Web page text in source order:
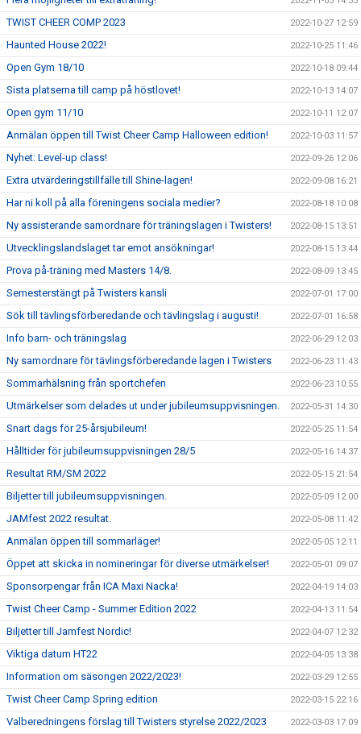
TWIST CHEER COMP 2023 2022-10-27 12:59
Haunted House 2022! 2022-10-25 11:46
Open Gym 18/10 2022-10-18 09:44
Sista platserna till camp på höstlovet! 2022-10-13 14:07
Open gym 11/10 2022-10-11 12:07
Anmälan öppen till Twist Cheer Camp Halloween edition! 2022-10-03 11:57
Nyhet: Level-up class! 2022-09-26 12:06
Extra utvärderingstillfälle till Shine-lagen! 2022-09-08 16:21
Har ni koll på alla föreningens sociala medier? 2022-08-18 10:08
Ny assisterande samordnare för träningslagen i Twisters! 2022-08-15 13:51
Utvecklingslandslaget tar emot ansökningar! 2022-08-15 13:44
Prova på-träning med Masters 14/8. 2022-08-09 13:45
Semesterstängt på Twisters kansli 2022-07-01 17:00
Sök till tävlingsförberedande och tävlingslag i augusti! 2022-07-01 16:58
Info barn- och träningslag 2022-06-29 12:03
Ny samordnare för tävlingsförberedande lagen i Twisters 2022-06-23 11:43
Sommarhälsning från sportchefen 2022-06-23 10:55
Utmärkelser som delades ut under jubileumsuppvisningen. 2022-05-31 14:30
Snart dags för 25-årsjubileum! 2022-05-25 11:54
Hålltider för jubileumsuppvisningen 28/5 2022-05-16 14:37
Resultat RM/SM 2022 2022-05-15 21:54
Biljetter till jubileumsuppvisningen. 2022-05-09 12:00
JAMfest 2022 resultat. 2022-05-08 11:42
Anmälan öppen till sommarläger! 2022-05-05 12:11
Öppet att skicka in nomineringar för diverse utmärkelser! 2022-05-01 09:07
Sponsorpengar från ICA Maxi Nacka! 2022-04-19 14:03
Twist Cheer Camp - Summer Edition 2022 2022-04-13 11:54
Biljetter till Jamfest Nordic! 2022-04-07 12:32
Viktiga datum HT22 2022-04-05 13:38
Information om säsongen 2022/2023! 2022-03-29 12:55
Twist Cheer Camp Spring edition 2022-03-15 22:16
Valberedningens förslag till Twisters styrelse 2022/2023 2022-03-03 17:09